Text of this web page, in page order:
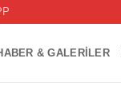
& GALERILER